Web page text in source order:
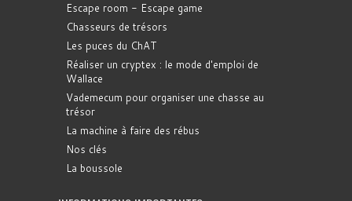
Escape room - Escape game
Chasseurs de trésors
Les puces du ChAT
Réaliser un cryptex : le mode d'emploi de
Wallace
Vademecum pour organiser une chasse au
trésor
La machine à faire des rébus
Nos clés
La boussole